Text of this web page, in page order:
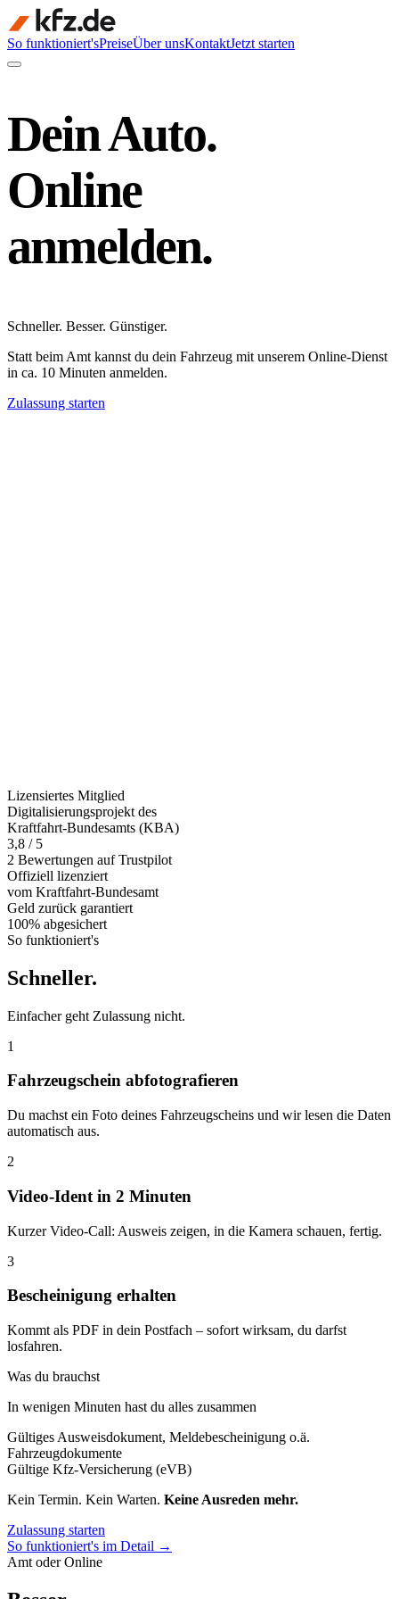
So funktioniert'sPreiseÜber unsKontaktJetzt starten
Dein Auto.
Online
anmelden.
Schneller. Besser. Günstiger.
Statt beim Amt kannst du dein Fahrzeug mit unserem Online-Dienst
in ca. 10 Minuten anmelden.
Zulassung starten
Lizensiertes Mitglied
Digitalisierungsprojekt des
Kraftfahrt-Bundesamts (KBA)
3,8 / 5
2 Bewertungen auf Trustpilot
Offiziell lizenziert
vom Kraftfahrt-Bundesamt
Geld zurück garantiert
100% abgesichert
So funktioniert's
Schneller.
Einfacher geht Zulassung nicht.
1
Fahrzeugschein abfotografieren
Du machst ein Foto deines Fahrzeugscheins und wir lesen die Daten
automatisch aus.
2
Video-Ident in 2 Minuten
Kurzer Video-Call: Ausweis zeigen, in die Kamera schauen, fertig.
3
Bescheinigung erhalten
Kommt als PDF in dein Postfach – sofort wirksam, du darfst
losfahren.
Was du brauchst
In wenigen Minuten hast du alles zusammen
Gültiges Ausweisdokument, Meldebescheinigung o.ä.
Fahrzeugdokumente
Gültige Kfz-Versicherung (eVB)
Kein Termin. Kein Warten. Keine Ausreden mehr.
Zulassung starten
So funktioniert's im Detail →
Amt oder Online